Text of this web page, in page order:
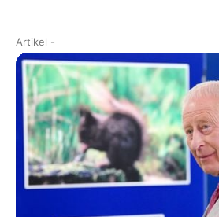
Artikel -